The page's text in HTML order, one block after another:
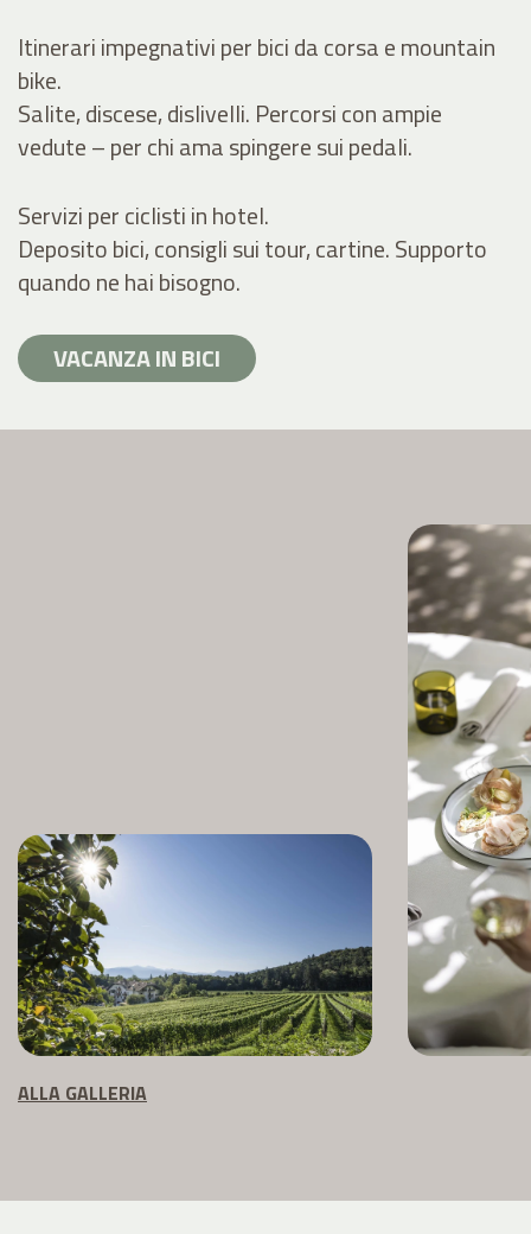
Itinerari impegnativi per bici da corsa e mountain
bike.
Salite, discese, dislivelli. Percorsi con ampie
vedute – per chi ama spingere sui pedali.
Servizi per ciclisti in hotel.
Deposito bici, consigli sui tour, cartine. Supporto
quando ne hai bisogno.
VACANZA IN BICI
ALLA GALLERIA